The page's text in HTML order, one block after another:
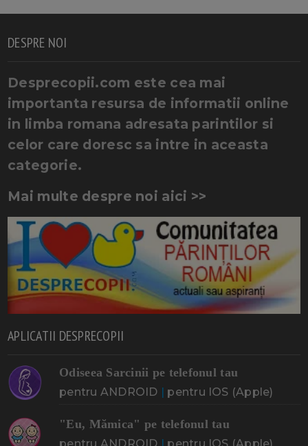
DESPRE NOI
Desprecopii.com este cea mai
importanta resursa de informatii online
in limba romana adresata parintilor si
celor care doresc sa intre in aceasta
categorie.
Mai multe despre noi aici >>
APLICATII DESPRECOPII
Odiseea Sarcinii pe telefonul tau
pentru ANDROID | pentru IOS (Apple)
"Eu, Mămica" pe telefonul tau